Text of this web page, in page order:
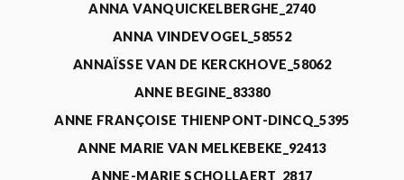
ANNA VANQUICKELBERGHE_2740
ANNA VINDEVOGEL_58552
ANNAÏSSE VAN DE KERCKHOVE_58062
ANNE BEGINE_83380
ANNE FRANÇOISE THIENPONT-DINCQ_5395
ANNE MARIE VAN MELKEBEKE_92413
ANNE-MARIE SCHOLLAERT_2817